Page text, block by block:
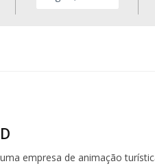
empresa de animação